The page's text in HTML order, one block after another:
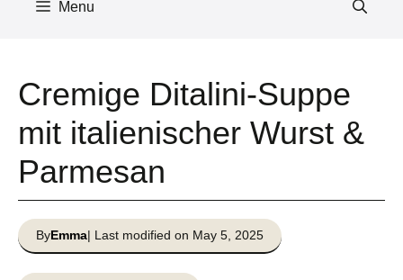
Menu
Cremige Ditalini-Suppe
mit italienischer Wurst &
Parmesan
ByEmma| Last modified on May 5, 2025